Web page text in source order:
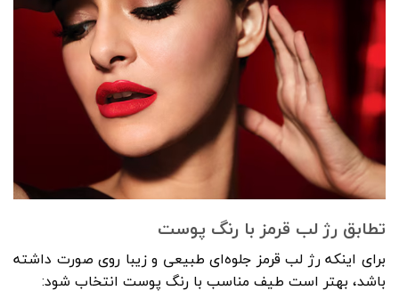
تطابق رژ لب قرمز با رنگ پوست
برای اینکه رژ لب قرمز جلوه‌ای طبیعی و زیبا روی صورت داشته
باشد، بهتر است طیف مناسب با رنگ پوست انتخاب شود: